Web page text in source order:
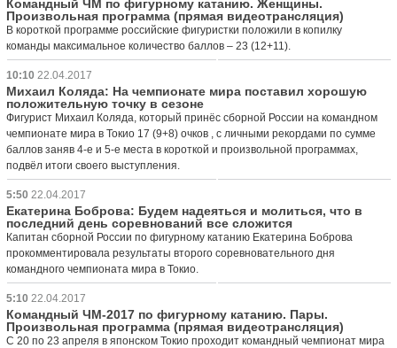
Командный ЧМ по фигурному катанию. Женщины.
Произвольная программа (прямая видеотрансляция)
В короткой программе российские фигуристки положили в копилку
команды максимальное количество баллов – 23 (12+11).
10:10 22.04.2017
Михаил Коляда: На чемпионате мира поставил хорошую
положительную точку в сезоне
Фигурист Михаил Коляда, который принёс сборной России на командном
чемпионате мира в Токио 17 (9+8) очков , с личными рекордами по сумме
баллов заняв 4-е и 5-е места в короткой и произвольной программах,
подвёл итоги своего выступления.
5:50 22.04.2017
Екатерина Боброва: Будем надеяться и молиться, что в
последний день соревнований все сложится
Капитан сборной России по фигурному катанию Екатерина Боброва
прокомментировала результаты второго соревновательного дня
командного чемпионата мира в Токио.
5:10 22.04.2017
Командный ЧМ-2017 по фигурному катанию. Пары.
Произвольная программа (прямая видеотрансляция)
С 20 по 23 апреля в японском Токио проходит командный чемпионат мира